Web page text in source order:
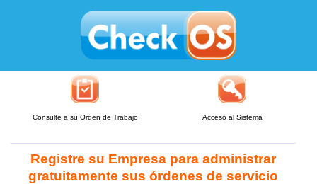
Consulte a su Orden de Trabajo Acceso al Sistema
Registre su Empresa para administrar
gratuitamente sus órdenes de servicio